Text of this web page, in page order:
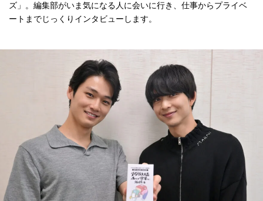
ズ」。編集部がいま気になる人に会いに行き、仕事からプライベ
ートまでじっくりインタビューします。